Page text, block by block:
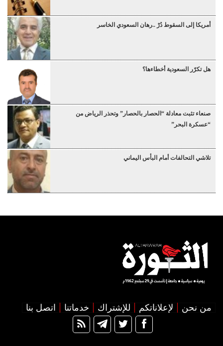
أمريكا إلى السقوط دُرْ ..رهان السعودي الخاسر
هل تكرّر السعودية أخطاءها؟
صنعاء تثبت معادلة “الحصار بالحصار” وتحذر الرياض من
“عسكرة البحر”
تلاشي التحالفات أمام البأس اليماني
من نحن لإعلاناتكم للإشتراك خدماتنا اتصل بنا